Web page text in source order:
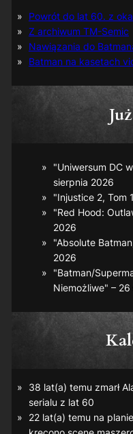
Powrót do lat 60. z
Z archiwum TM-Semic
Nawiązania do
Batman na kasetach
"Uniwersum DC
sierpnia 2026
"Injustice 2, Tom
"Red Hood:
2026
"Absolute
2026
"Batman/
Niemożliwe" –
38 lat(a) temu zmarł
serialu z lat 60
22 lat(a) temu na planie